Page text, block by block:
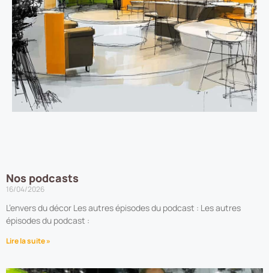
Nos podcasts
16/04/2026
L’envers du décor Les autres épisodes du podcast : Les autres
épisodes du podcast :
Lire la suite »